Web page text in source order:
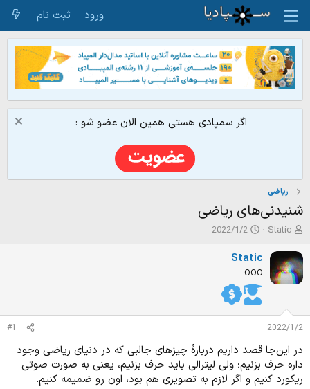
ورود ثبت نام
اگر سمپادی هستی همین الان عضو شو :
ریاضی
شنیدنی‌های ریاضی
ش
و
ع
ک
د
ه
م
و
ض
و
Static
ت
ر
ی
خ
ش
ر
و
2022/1/2
Static
OOO
2022/1/2
#1
در این‌جا قصد داریم دربارۀ چیزهای جالبی که در دنیای ریاضی وجود
داره حرف بزنیم؛ ولی لیترالی باید حرف بزنیم، یعنی به صورت صوتی
ریکورد کنیم و اگر لازم به تصویری هم بود، اون رو ضمیمه کنیم.